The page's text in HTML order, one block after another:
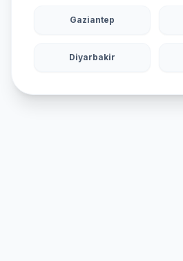
Gaziantep
Diyarbakir